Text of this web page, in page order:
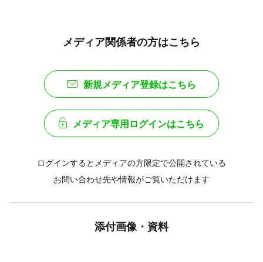
メディア関係者の方はこちら
新規メディア登録はこちら
メディア専用ログインはこちら
ログインするとメディアの方限定で公開されている
お問い合わせ先や情報がご覧いただけます
添付画像・資料